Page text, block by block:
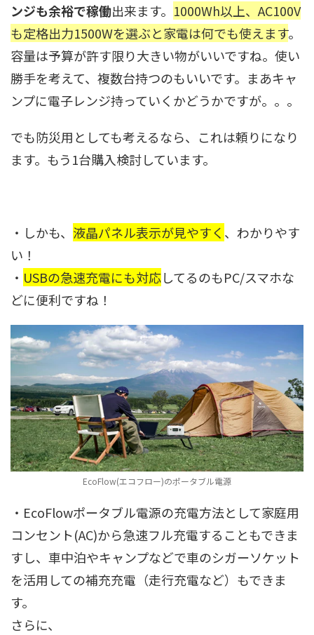
ンジも余裕で稼働出来ます。 1000Wh以上、AC100V
も定格出力1500Wを選ぶと家電は何でも使えます。
容量は予算が許す限り大きい物がいいですね。使い
勝手を考えて、複数台持つのもいいです。まあキャ
ンプに電子レンジ持っていくかどうかですが。。。
でも防災用としても考えるなら、これは頼りになり
ます。もう1台購入検討しています。
・しかも、 液晶パネル表示が見やすく 、わかりやす
い！
・ USBの急速充電にも対応してるのもPC/スマホな
どに便利ですね！
EcoFlow(エコフロー)のポータブル電源
・EcoFlowポータブル電源の充電方法として家庭用
コンセント(AC)から急速フル充電することもできま
すし、車中泊やキャンプなどで車のシガーソケット
を活用しての補充充電（走行充電など）もできま
す。
さらに、